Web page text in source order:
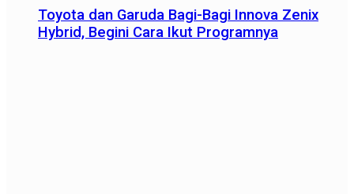
Toyota dan Garuda Bagi-Bagi Innova Zenix
Hybrid, Begini Cara Ikut Programnya